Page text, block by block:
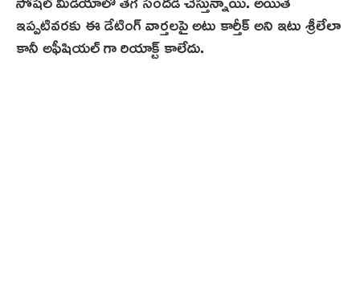
ఇప్పటివరకు ఈ డేటింగ్ వార్తలపై అటు కార్తీక్ అని ఇటు శ్రీలేలా
కానీ అఫీషియల్ గా రియాక్ట్ కాలేదు.